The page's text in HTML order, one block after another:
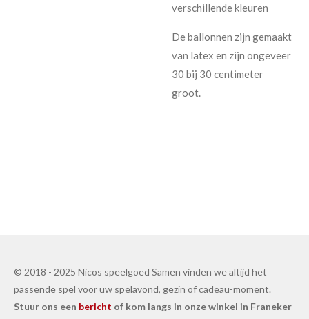
verschillende kleuren
De ballonnen zijn gemaakt
van latex en zijn ongeveer
30 bij 30 centimeter
groot.
© 2018 - 2025 Nicos speelgoed Samen vinden we altijd het
passende spel voor uw spelavond, gezin of cadeau-moment.
Stuur ons een bericht of kom langs in onze winkel in Franeker